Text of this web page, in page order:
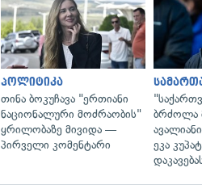
პოლიტიკა
თინა ბოკუჩავა "ერთიანი
ნაციონალური მოძრაობის"
ყრილობაზე მივიდა —
პირველი კომენტარი
ბრძოლა
ეკა